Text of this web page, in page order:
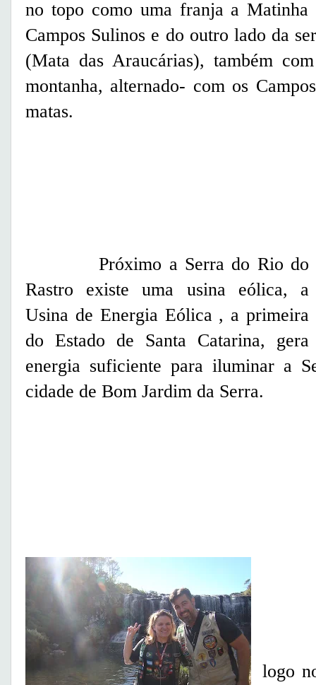
no topo como uma franja a Matinha
Campos Sulinos e do outro lado da
(Mata das Araucárias), também
montanha, alternado- com os
matas.
Próximo a Serra do Rio do
Rastro existe uma usina eólica, a
Usina de Energia Eólica , a primeira
do Estado de Santa Catarina, gera
energia suficiente para iluminar a
cidade de Bom Jardim da Serra.
logo